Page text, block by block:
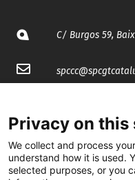
C/ Burgos 59,
spccc@
@CGTCatalunya
cgtcatalunya
Privacy on this
We collect and process
understand how it is used.
selected purposes, or you